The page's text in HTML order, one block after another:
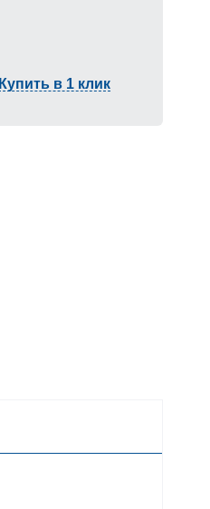
Купить в 1 клик